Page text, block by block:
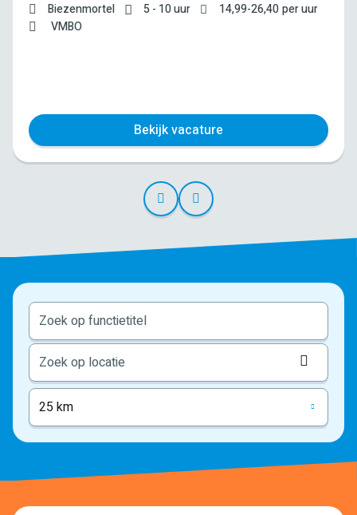
Biezenmortel 5 - 10 uur 14,99-26,40per uur
VMBO
Bekijk vacature
25 km